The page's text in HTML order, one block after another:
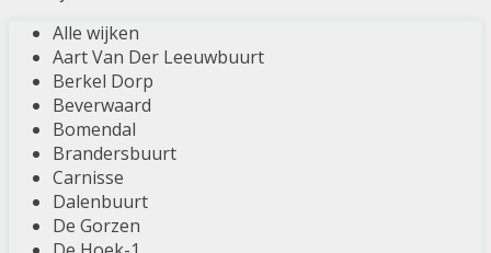
Alle wijken
Aart Van Der Leeuwbuurt
Berkel Dorp
Beverwaard
Bomendal
Brandersbuurt
Carnisse
Dalenbuurt
De Gorzen